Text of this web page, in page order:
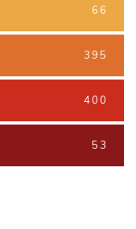
66
395
400
53